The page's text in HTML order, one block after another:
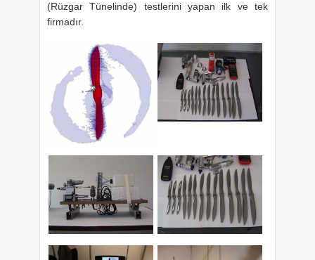
(Rüzgar Tünelinde) testlerini yapan ilk ve tek
firmadır.